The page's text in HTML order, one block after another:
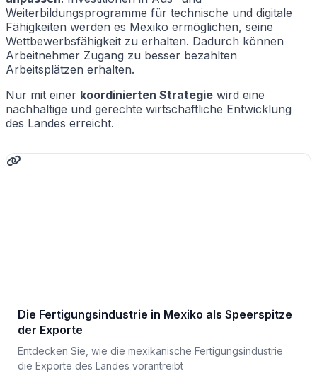
Weiterbildungsprogramme für technische und digitale
Fähigkeiten werden es Mexiko ermöglichen, seine
Wettbewerbsfähigkeit zu erhalten. Dadurch können
Arbeitnehmer Zugang zu besser bezahlten
Arbeitsplätzen erhalten.
Nur mit einer koordinierten Strategie wird eine
nachhaltige und gerechte wirtschaftliche Entwicklung
des Landes erreicht.
Die Fertigungsindustrie in Mexiko als Speerspitze
der Exporte
Entdecken Sie, wie die mexikanische Fertigungsindustrie
die Exporte des Landes vorantreibt